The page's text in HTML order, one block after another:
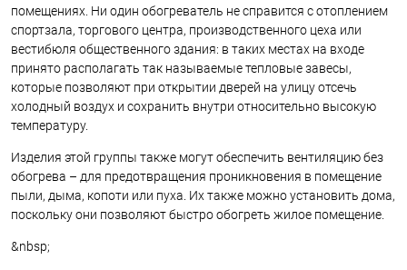
помещениях. Ни один обогреватель не справится с отоплением
спортзала, торгового центра, производственного цеха или
вестибюля общественного здания: в таких местах на входе
принято располагать так называемые тепловые завесы,
которые позволяют при открытии дверей на улицу отсечь
холодный воздух и сохранить внутри относительно высокую
температуру.
Изделия этой группы также могут обеспечить вентиляцию без
обогрева – для предотвращения проникновения в помещение
пыли, дыма, копоти или пуха. Их также можно установить дома,
поскольку они позволяют быстро обогреть жилое помещение.
&nbsp;